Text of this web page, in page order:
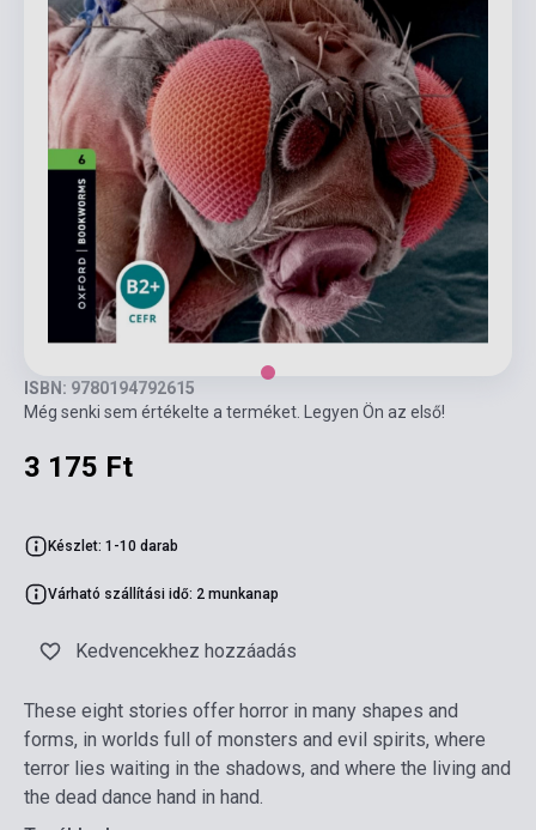
ISBN: 9780194792615
Még senki sem értékelte a terméket. Legyen Ön az első!
3 175 Ft
Készlet: 1-10 darab
Várható szállítási idő: 2 munkanap
Kedvencekhez hozzáadás
These eight stories offer horror in many shapes and
forms, in worlds full of monsters and evil spirits, where
terror lies waiting in the shadows, and where the living and
the dead dance hand in hand.